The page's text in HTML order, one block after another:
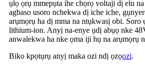
ụlọ ọrụ mmepụta ihe chọrọ voltaji dị elu
agbaso usoro nchekwa dị iche iche,
arụmọrụ ha dị mma na ntụkwasị obi.
lithium-ion. Anyị na-enye ụdị abụọ nke
anwalekwa ha nke ọma iji hụ na arụmọrụ
Biko kpọtụrụ anyị maka ozi ndị ọzọozi.